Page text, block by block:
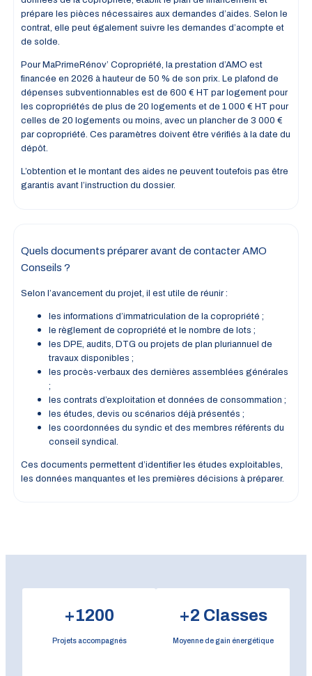
prépare les pièces nécessaires aux demandes d’aides. Selon le
contrat, elle peut également suivre les demandes d’acompte et
de solde.
Pour MaPrimeRénov’ Copropriété, la prestation d’AMO est
financée en 2026 à hauteur de 50 % de son prix. Le plafond de
dépenses subventionnables est de 600 € HT par logement pour
les copropriétés de plus de 20 logements et de 1 000 € HT pour
celles de 20 logements ou moins, avec un plancher de 3 000 €
par copropriété. Ces paramètres doivent être vérifiés à la date du
dépôt.
L’obtention et le montant des aides ne peuvent toutefois pas être
garantis avant l’instruction du dossier.
Quels documents préparer avant de contacter AMO
Conseils ?
Selon l’avancement du projet, il est utile de réunir :
les informations d’immatriculation de la copropriété ;
le règlement de copropriété et le nombre de lots ;
les DPE, audits, DTG ou projets de plan pluriannuel de
travaux disponibles ;
les procès-verbaux des dernières assemblées générales
;
les contrats d’exploitation et données de consommation ;
les études, devis ou scénarios déjà présentés ;
les coordonnées du syndic et des membres référents du
conseil syndical.
Ces documents permettent d’identifier les études exploitables,
les données manquantes et les premières décisions à préparer.
+1200
Projets accompagnés
+2Classes
Moyenne de gain énergétique